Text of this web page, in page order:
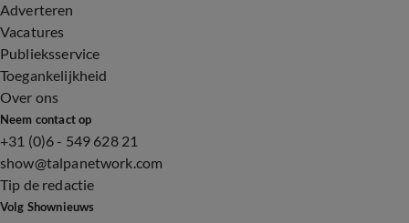
Adverteren
Vacatures
Publieksservice
Toegankelijkheid
Over ons
Neem contact op
+31 (0)6 - 549 628 21
show@talpanetwork.com
Tip de redactie
Volg Shownieuws